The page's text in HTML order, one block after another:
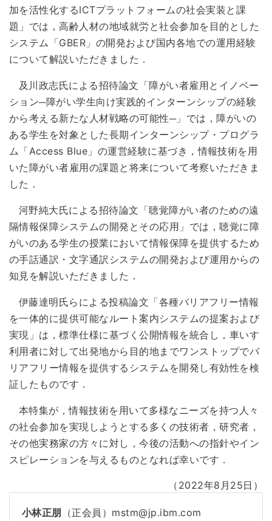
加を活性化するICTプラットフォームの社会実装と課
題」では，高齢人材の地域就労と社会参加を目的とした
システム「GBER」の開発および国内各地での運用経験
について解説いただきました．
及川政志氏による招待論文「障がい者雇用とイノベー
ション─障がい学生向け実践的インターンシップの経験
から考える新たな人材戦略の可能性─」では，障がいの
ある学生を対象とした長期インターンシップ・プログラ
ム「Access Blue」の運営経験に基づき，情報技術を用
いた障がい者雇用の課題と将来について考察いただきま
した．
河野純大氏による招待論文「聴覚障がい者のための遠
隔情報保障システムの開発とその応用」では，聴覚に障
がいのある学生の授業において情報保障を提供するため
の手話通訳・文字通訳システムの開発および運用からの
知見を解説いただきました．
伊藤達明氏らによる投稿論文「各種バリアフリー情報
を一体的に提供可能なルート案内システムの提案および
実現」は，標準仕様に基づく公開情報を統合し，車いす
利用者に対して出発地から目的地までワンストップでバ
リアフリー情報を提供するシステムを開発し有効性を検
証したものです．
本特集が，情報技術を用いて多様なニーズを持つ人々
の社会参加を実現しようとする多くの技術者，研究者，
その他実務家の方々に対し，今後の活動への指針やイン
スピレーションを与えるものとなれば幸いです．
（2022年8月25日）
小林正朋
（正会員）mstm@jp.ibm.com